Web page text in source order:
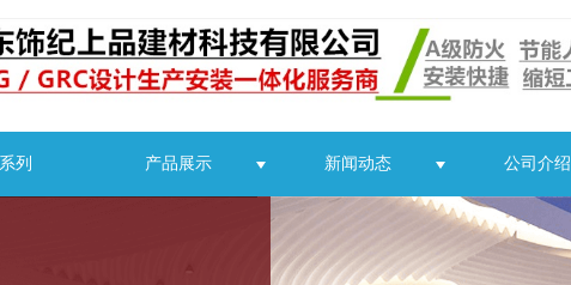
列 产品展示 新闻动态 公司介绍